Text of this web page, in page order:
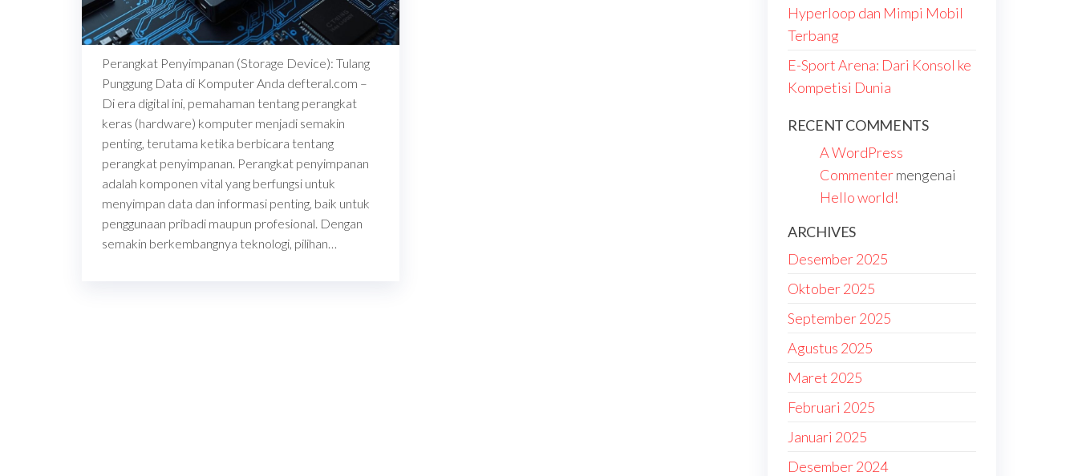
Perangkat Penyimpanan (Storage Device): Tulang
Punggung Data di Komputer Anda defteral.com –
Di era digital ini, pemahaman tentang perangkat
keras (hardware) komputer menjadi semakin
penting, terutama ketika berbicara tentang
perangkat penyimpanan. Perangkat penyimpanan
adalah komponen vital yang berfungsi untuk
menyimpan data dan informasi penting, baik untuk
penggunaan pribadi maupun profesional. Dengan
semakin berkembangnya teknologi, pilihan…
Hyperloop dan Mimpi Mobil
Terbang
E-Sport Arena: Dari Konsol ke
Kompetisi Dunia
RECENT COMMENTS
A WordPress
Commentermengenai
Hello world!
ARCHIVES
Desember 2025
Oktober 2025
September 2025
Agustus 2025
Maret 2025
Februari 2025
Januari 2025
Desember 2024